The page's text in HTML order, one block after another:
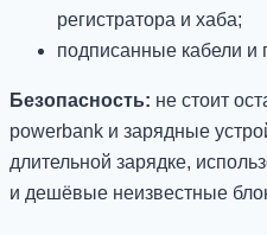
регистратора и хаба;
подписанные кабели и
Безопасность: не стоит
powerbank и зарядные
длительной зарядке,
и дешёвые неизвестные